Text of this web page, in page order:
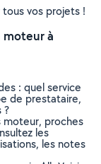
vos projets !
à
: quel service
de prestataire,
?
moteur, proches
les
les notes